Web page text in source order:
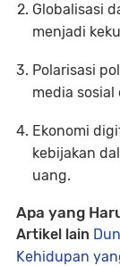
Globalisasi
menjadi
Polarisasi
media
Ekonomi
kebijakan
uang.
Apa yang
Artikel lain
Kehidupan